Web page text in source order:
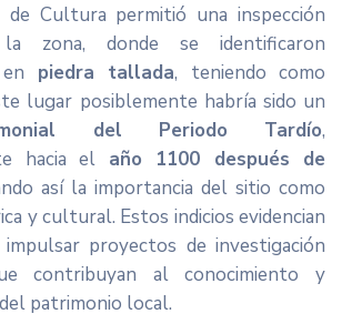
de Cultura permitió una inspección
zona, donde se identificaron
piedra tallada, teniendo como
lugar posiblemente habría sido un
del Periodo Tardío,
hacia el año 1100 después de
así la importancia del sitio como
y cultural. Estos indicios evidencian
impulsar proyectos de investigación
contribuyan al conocimiento y
patrimonio local.